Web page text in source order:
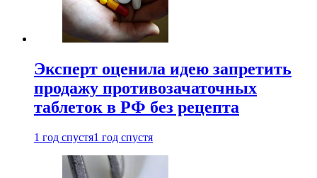
Эксперт оценила идею запретить
продажу противозачаточных
таблеток в РФ без рецепта
1 год спустя1 год спустя